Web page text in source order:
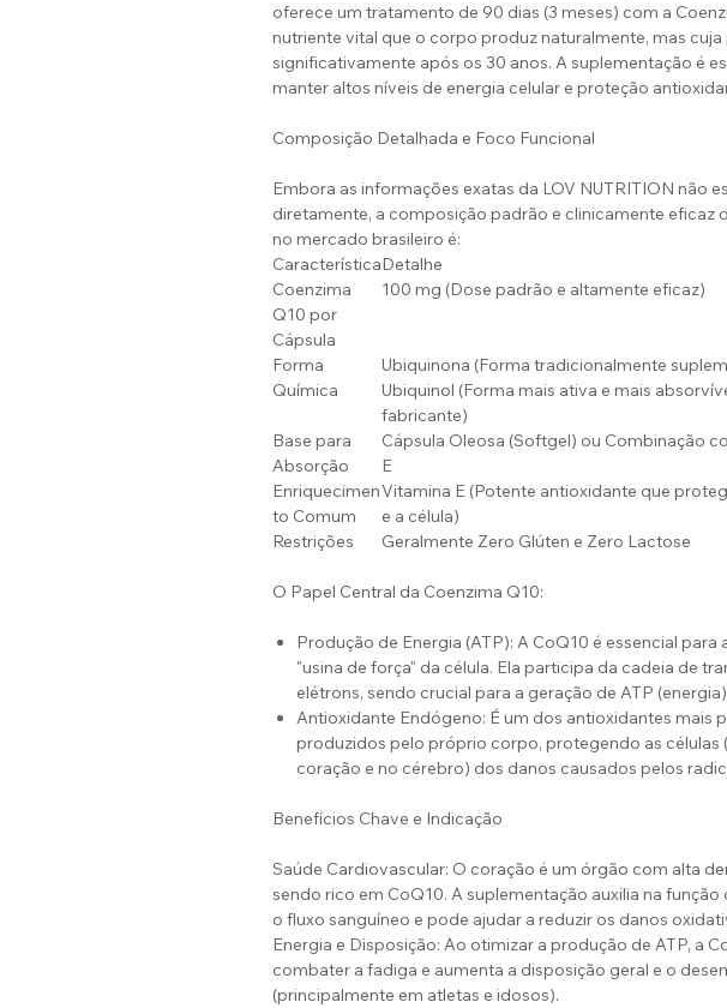
oferece um tratamento de 90 dias (3 meses) com a
nutriente vital que o corpo produz naturalmente, mas
significativamente após os 30 anos. A suplementação é
manter altos níveis de energia celular e proteção
Composição Detalhada e Foco Funcional
Embora as informações exatas da LOV NUTRITION não
diretamente, a composição padrão e clinicamente eficaz
no mercado brasileiro é:
CaracterísticaDetalhe
Coenzima
Q10 por
Cápsula
100 mg (Dose padrão e altamente eficaz)
Forma
Química
Ubiquinona (Forma tradicionalmente
Ubiquinol (Forma mais ativa e mais
fabricante)
Base para
Absorção
Cápsula Oleosa (Softgel) ou Combinação
E
Enriquecimen
to Comum
Vitamina E (Potente antioxidante que
e a célula)
Restrições
Geralmente Zero Glúten e Zero Lactose
O Papel Central da Coenzima Q10:
Produção de Energia (ATP): A CoQ10 é essencial para
"usina de força" da célula. Ela participa da cadeia de
elétrons, sendo crucial para a geração de ATP
Antioxidante Endógeno: É um dos antioxidantes mais
produzidos pelo próprio corpo, protegendo as células
coração e no cérebro) dos danos causados pelos
Benefícios Chave e Indicação
Saúde Cardiovascular: O coração é um órgão com alta
sendo rico em CoQ10. A suplementação auxilia na função
o fluxo sanguíneo e pode ajudar a reduzir os danos
Energia e Disposição: Ao otimizar a produção de ATP, a
combater a fadiga e aumenta a disposição geral e o
(principalmente em atletas e idosos).